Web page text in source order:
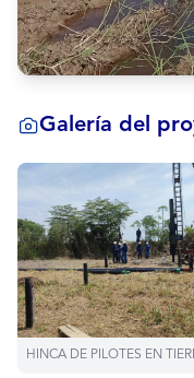
Galería del
HINCA DE PILOTES EN